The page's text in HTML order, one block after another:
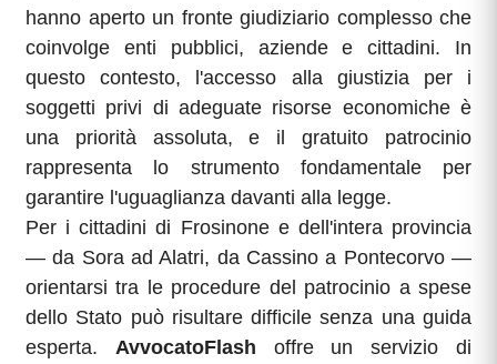
hanno aperto un fronte giudiziario complesso che
coinvolge enti pubblici, aziende e cittadini. In
questo contesto, l'accesso alla giustizia per i
soggetti privi di adeguate risorse economiche è
una priorità assoluta, e il gratuito patrocinio
rappresenta lo strumento fondamentale per
garantire l'uguaglianza davanti alla legge.
Per i cittadini di Frosinone e dell'intera provincia
— da Sora ad Alatri, da Cassino a Pontecorvo —
orientarsi tra le procedure del patrocinio a spese
dello Stato può risultare difficile senza una guida
esperta. AvvocatoFlash offre un servizio di